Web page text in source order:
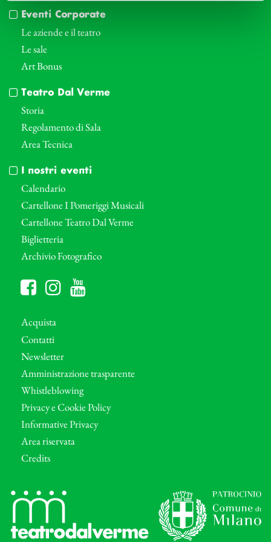
Eventi Corporate
Le aziende e il teatro
Le sale
Art Bonus
Teatro Dal Verme
Storia
Regolamento di Sala
Area Tecnica
I nostri eventi
Calendario
Cartellone I Pomeriggi Musicali
Cartellone Teatro Dal Verme
Biglietteria
Archivio Fotografico
Acquista
Contatti
Newsletter
Amministrazione trasparente
Whistleblowing
Privacy e Cookie Policy
Informative Privacy
Area riservata
Credits